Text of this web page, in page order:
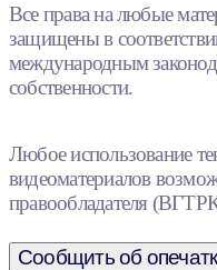
Все права на любые
защищены в
международным
собственности.
Любое использование
видеоматериалов
правообладателя
Сообщить об